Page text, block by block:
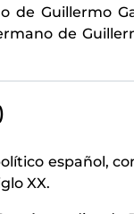
de Guillermo
de
español,
XX.